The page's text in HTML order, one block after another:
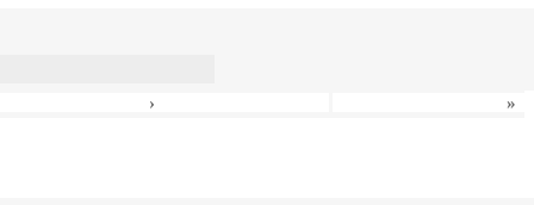
› »